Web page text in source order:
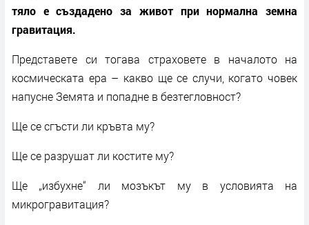
тяло е създадено за живот при нормална земна
гравитация.
Представете си тогава страховете в началото на
космическата ера – какво ще се случи, когато човек
напусне Земята и попадне в безтегловност?
Ще се сгъсти ли кръвта му?
Ще се разрушат ли костите му?
Ще „избухне“ ли мозъкът му в условията на
микрогравитация?